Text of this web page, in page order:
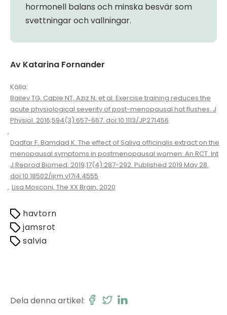
hormonell balans och minska besvär som
svettningar och vallningar.
Av Katarina Fornander
Källa:
Bailey TG, Cable NT, Aziz N, et al. Exercise training reduces the
acute physiological severity of post-menopausal hot flushes. J
Physiol. 2016;594(3):657-667. doi:10.1113/JP271456
,
Dadfar F, Bamdad K. The effect of Saliva officinalis extract on the
menopausal symptoms in postmenopausal women: An RCT. Int
J Reprod Biomed. 2019;17(4):287-292. Published 2019 May 28.
doi:10.18502/ijrm.v17i4.4555
, Lisa Mosconi, The XX Brain, 2020
havtorn
jamsrot
salvia
Dela denna artikel: